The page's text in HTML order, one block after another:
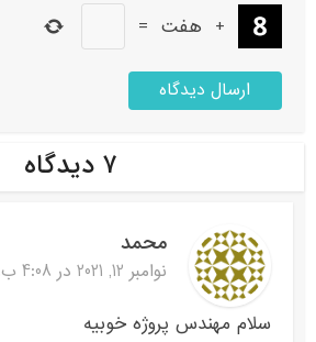
+ هفت =
۷ دیدگاه
محمد
نوامبر 12, 2021 در 4:08 ب.ظ
سلام مهندس پروژه خوبیه